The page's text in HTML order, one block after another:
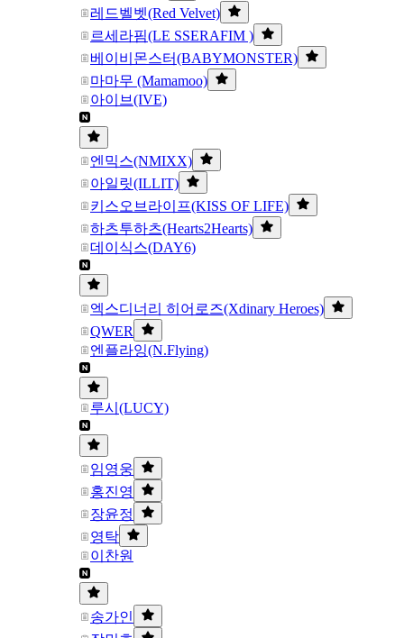
레드벨벳(Red Velvet)
르세라핌(LE SSERAFIM )
베이비몬스터(BABYMONSTER)
마마무 (Mamamoo)
아이브(IVE)
엔믹스(NMIXX)
아일릿(ILLIT)
키스오브라이프(KISS OF LIFE)
하츠투하츠(Hearts2Hearts)
데이식스(DAY6)
엑스디너리 히어로즈(Xdinary Heroes)
QWER
엔플라잉(N.Flying)
루시(LUCY)
임영웅
홍진영
장윤정
영탁
이찬원
송가인